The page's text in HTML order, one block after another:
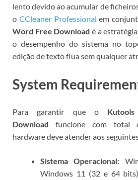
lento devido ao acumular de
o CCleaner Professional em
Word Free Download é a
o desempenho do sistema no
edição de texto flua sem qualquer
System
Para garantir que o
Download funcione com total
hardware deve atender aos
Sistema Operacional:
Windows 11 (32 e 64